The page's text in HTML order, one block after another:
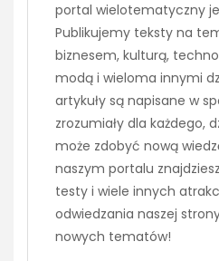
portal wielotematyczny
Publikujemy teksty na
biznesem, kulturą,
modą i wieloma innymi
artykuły są napisane w
zrozumiały dla każdego,
może zdobyć nową
naszym portalu
testy i wiele innych
odwiedzania naszej
nowych tematów!